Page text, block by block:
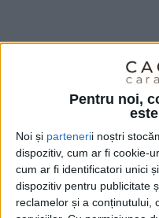
Pentru noi,
Noi și partenerii noștri
dispozitiv, cum ar fi cookie-
cum ar fi identificatori unici
dispozitiv pentru publicitate
reclamelor și a conținutului,
Piața produselor
plină expansiune, iar
căutările pentru
cu peste 150% în
modernă îți oferă
răspunde acestei